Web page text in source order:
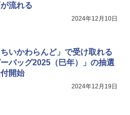
流れる
2024年12月10日
いかわらんど」で受け取れる
ーバッグ2025（巳年）」の抽選
開始
2024年12月19日